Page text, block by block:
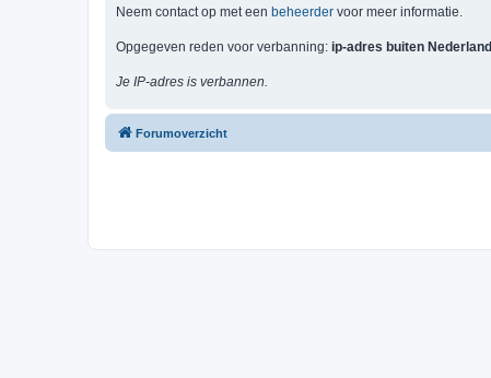
Neem contact op met een beheerder voor meer informatie.
Opgegeven reden voor verbanning: ip-adres buiten Nederland
Je IP-adres is verbannen.
Forumoverzicht